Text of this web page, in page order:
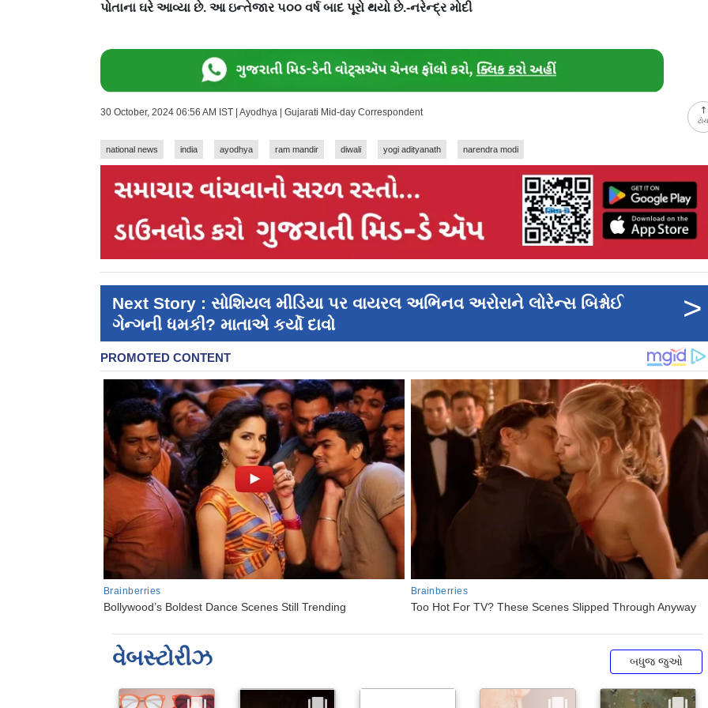
પોતાના ઘરે આવ્યા છે. આ ઇન્તેજાર ૫૦૦ વર્ષ બાદ પૂરો થયો છે.-નરેન્દ્ર મોદી
30 October, 2024 06:56 AM IST | Ayodhya | Gujarati Mid-day Correspondent
national news india ayodhya ram mandir diwali yogi adityanath narendra modi
Next Story : સોશિયલ મીડિયા પર વાયરલ અભિનવ અરોરાને લોરેન્સ બિશ્નોઈ
ગેન્ગની ધમકી? માતાએ કર્યો દાવો
>
વેબસ્ટોરીઝ બધુજ જુઓ